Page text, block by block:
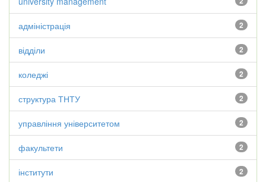
2
адміністрація
2
відділи
2
коледжі
2
структура ТНТУ
2
управління університетом
2
факультети
2
інститути